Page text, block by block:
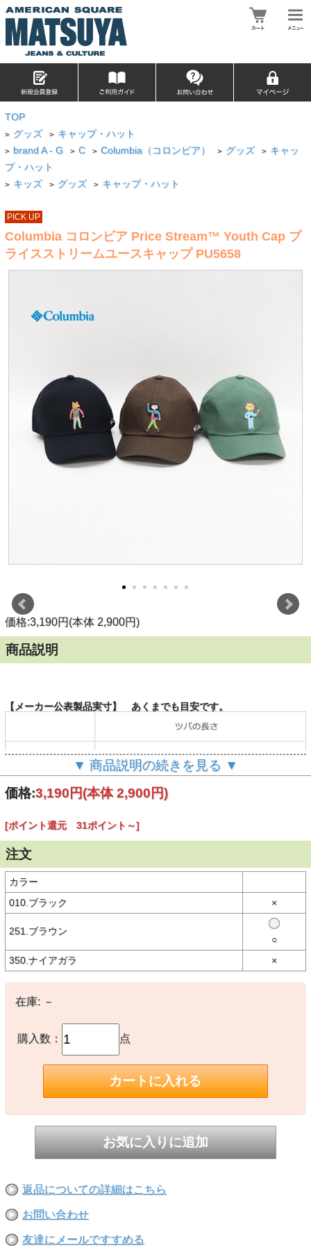
TOP
> グッズ > キャップ・ハット
> brand A - G > C > Columbia（コロンビア） > グッズ > キャッ
プ・ハット
> キッズ > グッズ > キャップ・ハット
PICK UP
Columbia コロンビア Price Stream™ Youth Cap プ
ライスストリームユースキャップ PU5658
価格:3,190円(本体 2,900円)
商品説明
【メーカー公表製品実寸】 あくまでも目安です。
（単位：cm）
当店の計測方法はこちらをご確認ください。
【商品説明】
・≪河野ルルコラボレーションアイテム≫
・シワになりにくく形状を保ちやすい、キャンパス素材
・汗止めに吸湿速乾素材を使用
・フロントのキュートなオリジナル刺繍をポイントとしたシンプルな
デザイン
・タウンユース、アウトドアシーン、旅行にもおすすめ
・カラーで異なる、河野ルルオリジナル刺繍（３色展開）
本体:キャンバス(コットン100%) x 汗止め:バーズアイバンブーチャコ
ール(ポリエステル100%)
※撮影時の環境やご使用のPCモニター等の環境により実際の色味と
多少異なる場合があります。
ご注文時に「在庫あり」の表示でも、実際は売り違いにより欠品が発
生し、やむをえずご注文をキャンセルさせていただく場合がございま
す。完売や欠品の場合は大変ご迷惑をおかけしますが、予めご了承の
うえ注文いただきますようお願い申し上げます。
▼ 商品説明の続きを見る ▼
価格:3,190円(本体 2,900円)
[ポイント還元 31ポイント～]
注文
カラー
010.ブラック
×
251.ブラウン
○
350.ナイアガラ
×
在庫: －
購入数： 点
返品についての詳細はこちら
お問い合わせ
友達にメールですすめる